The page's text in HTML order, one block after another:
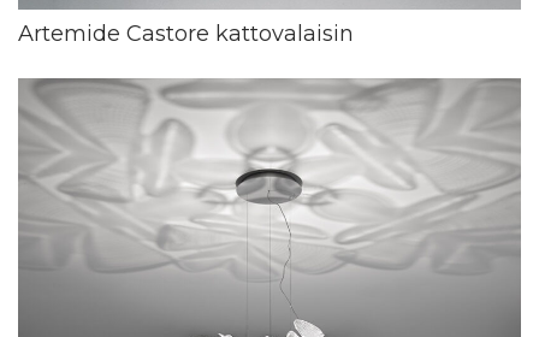
Artemide Castore kattovalaisin